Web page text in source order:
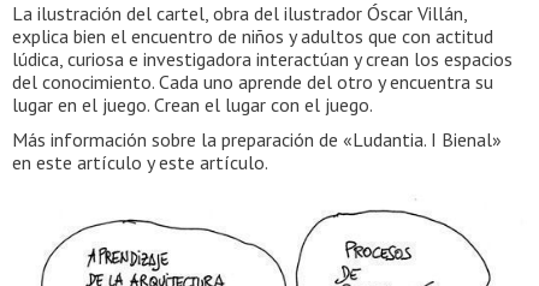
La ilustración del cartel, obra del ilustrador Óscar Villán,
explica bien el encuentro de niños y adultos que con actitud
lúdica, curiosa e investigadora interactúan y crean los espacios
del conocimiento. Cada uno aprende del otro y encuentra su
lugar en el juego. Crean el lugar con el juego.
Más información sobre la preparación de «Ludantia. I Bienal»
en este artículo y este artículo.